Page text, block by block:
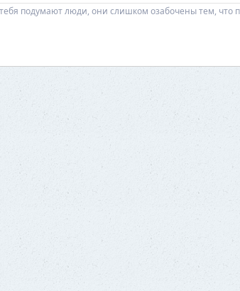
подумают люди, они слишком озабочены тем, что